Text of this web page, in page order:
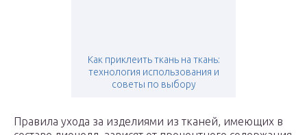
Как приклеить ткань на ткань:
технология использования и
советы по выбору
Правила ухода за изделиями из тканей, имеющих в